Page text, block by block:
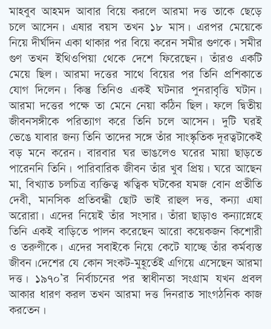
মাহবুব আহমদ আবার বিয়ে করলে আরমা দত্ত তাকে ছেড়ে
চলে আসেন। এষার বয়স তখন ১৮ মাস। এরপর মেয়েকে
নিয়ে দীর্ঘদিন একা থাকার পর বিয়ে করেন সমীর গুণকে। সমীর
গুণ তখন ইথিওপিয়া থেকে দেশে ফিরেছেন। তাঁরও একটি
মেয়ে ছিল। আরমা দত্তের সাথে বিয়ের পর তিনি প্রশিকাতে
যোগ দিলেন। কিন্তু তিনিও একই ঘটনার পুনরাবৃত্তি ঘটান।
আরমা দত্তের পক্ষে তা মেনে নেয়া কঠিন ছিল। ফলে দ্বিতীয়
জীবনসঙ্গীকে পরিত্যাগ করে তিনি চলে আসেন। দুটি ঘরই
ভেঙে যাবার জন্য তিনি তাদের সঙ্গে তাঁর সাংস্কৃতিক দূরত্বটাকেই
বড় মনে করেন। বারবার ঘর ভাঙলেও ঘরের মায়া ছাড়তে
পারেননি তিনি। পারিবারিক জীবন তাঁর খুব প্রিয়। ঘরে আছেন
মা, বিখ্যাত চলচিত্র ব্যক্তিত্ব ঋত্বিক ঘটকের যমজ বোন প্রতীতি
দেবী, মানসিক প্রতিবন্ধী ছোট ভাই রাহুল দত্ত, কন্যা এষা
অরোরা। এদের নিয়েই তাঁর সংসার। তাঁরা ছাড়াও কন্যাস্নেহে
তিনি একই বাড়িতে পালন করেছেন আরো কয়েকজন কিশোরী
ও তরুণীকে। এদের সবাইকে নিয়ে কেটে যাচ্ছে তাঁর কর্মব্যস্ত
জীবন।দেশের যে কোন সংকট-মুহূর্তেই এগিয়ে এসেছেন আরমা
দত্ত। ১৯৭০’র নির্বাচনের পর স্বাধীনতা সংগ্রাম যখন প্রবল
আকার ধারণ করল তখন আরমা দত্ত দিনরাত সাংগঠনিক কাজ
করতেন।